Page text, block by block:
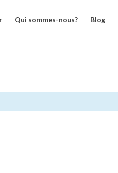
Qui sommes-nous? Blog